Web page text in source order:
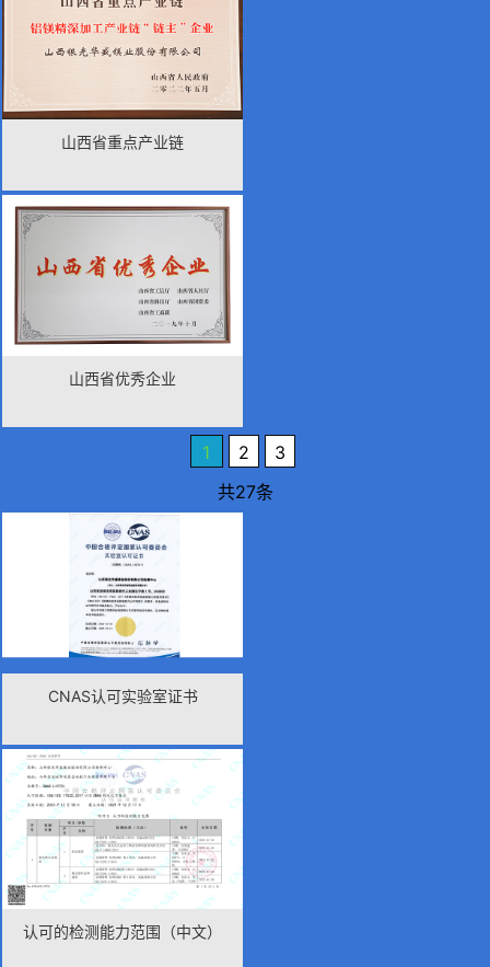
山西省重点产业链
山西省优秀企业
1 2
3
共27条
CNAS认可实验室证书
认可的检测能力范围（中文）